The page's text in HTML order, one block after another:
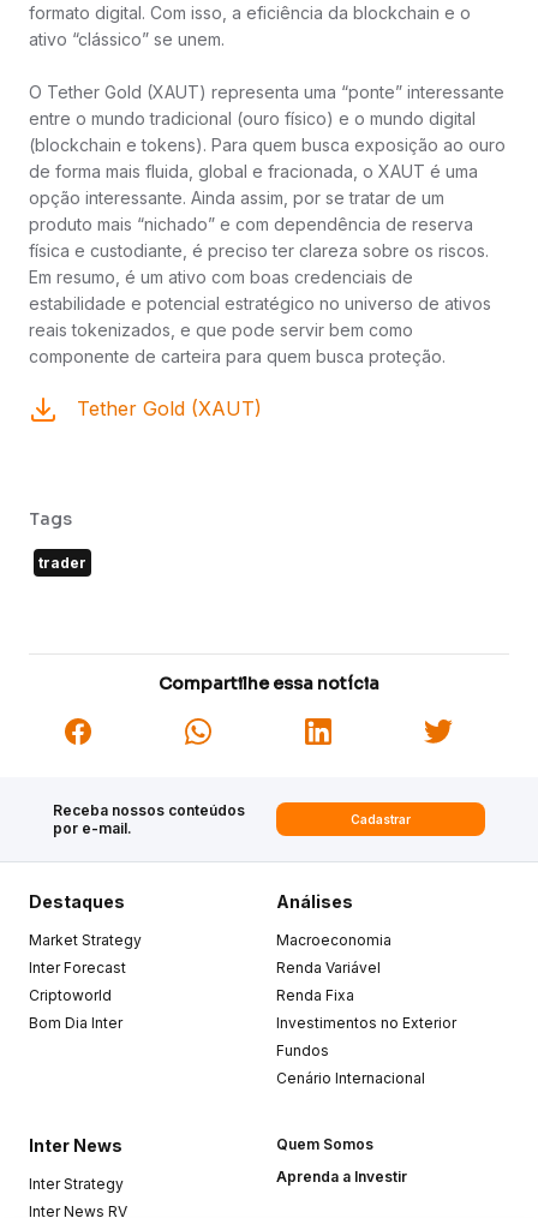
formato digital. Com isso, a eficiência da blockchain e o
ativo “clássico” se unem.
O Tether Gold (XAUT) representa uma “ponte” interessante
entre o mundo tradicional (ouro físico) e o mundo digital
(blockchain e tokens). Para quem busca exposição ao ouro
de forma mais fluida, global e fracionada, o XAUT é uma
opção interessante. Ainda assim, por se tratar de um
produto mais “nichado” e com dependência de reserva
física e custodiante, é preciso ter clareza sobre os riscos.
Em resumo, é um ativo com boas credenciais de
estabilidade e potencial estratégico no universo de ativos
reais tokenizados, e que pode servir bem como
componente de carteira para quem busca proteção.
Tether Gold (XAUT)
Tags
trader
Compartilhe essa notícia
Receba nossos conteúdos
por e-mail.
Cadastrar
Destaques
Market Strategy
Inter Forecast
Criptoworld
Bom Dia Inter
Análises
Macroeconomia
Renda Variável
Renda Fixa
Investimentos no Exterior
Fundos
Cenário Internacional
Inter News
Inter Strategy
Inter News RV
Quem Somos
Aprenda a Investir